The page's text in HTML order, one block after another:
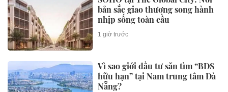
bản sắc giao thương song hành
nhịp sống toàn cầu
1 giờ trước
Vì sao giới đầu tư săn tìm “BĐS
hữu hạn” tại Nam trung tâm Đà
Nẵng?